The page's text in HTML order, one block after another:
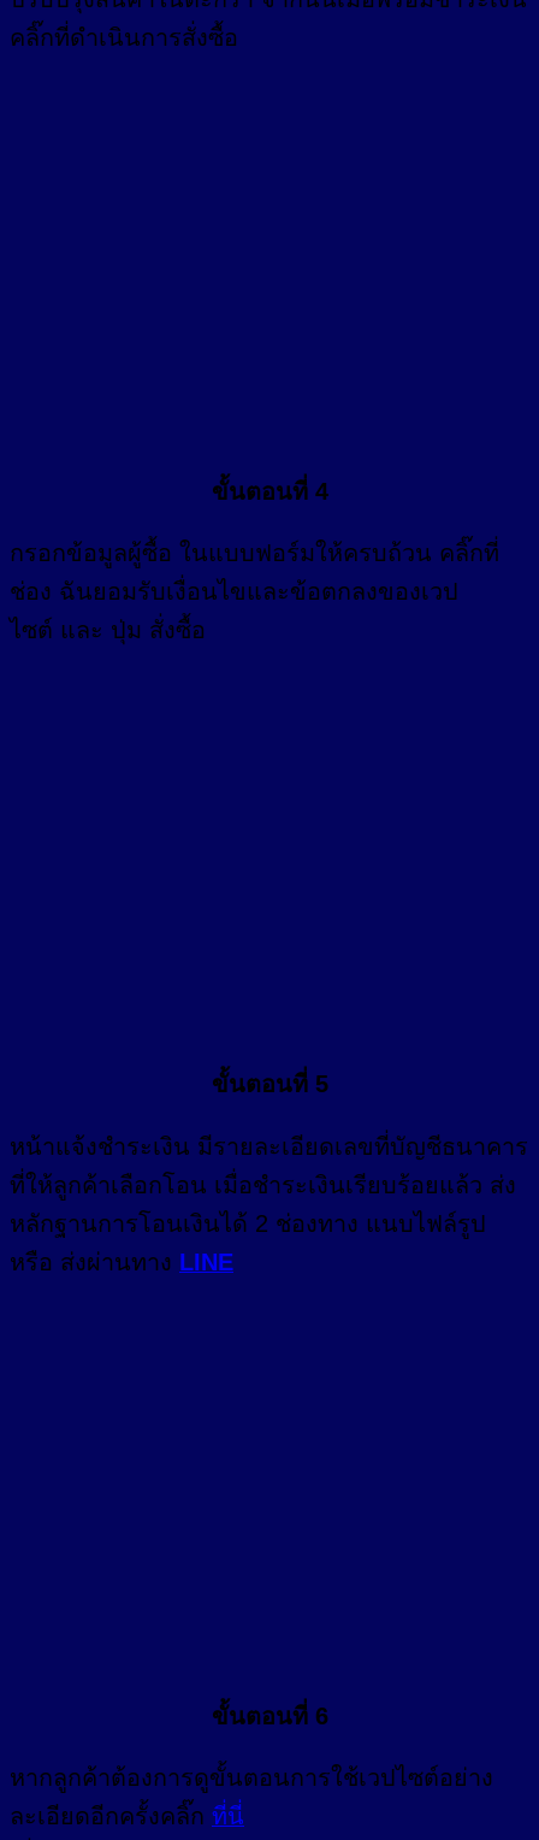
คลิ๊กที่ดำเนินการสั่งซื้อ
ขั้นตอนที่ 4
กรอกข้อมูลผู้ซื้อ ในแบบฟอร์มให้ครบถ้วน คลิ๊กที่
ช่อง ฉันยอมรับเงื่อนไขและข้อตกลงของเวป
ไซต์ และ ปุ่ม สั่งซื้อ
ขั้นตอนที่ 5
หน้าแจ้งชำระเงิน มีรายละเอียดเลขที่บัญชีธนาคาร
ที่ให้ลูกค้าเลือกโอน เมื่อชำระเงินเรียบร้อยแล้ว ส่ง
หลักฐานการโอนเงินได้ 2 ช่องทาง แนบไฟล์รูป
หรือ ส่งผ่านทาง LINE
ขั้นตอนที่ 6
หากลูกค้าต้องการดูขั้นตอนการใช้เวปไซต์อย่าง
ละเอียดอีกครั้งคลิ๊ก ที่นี่